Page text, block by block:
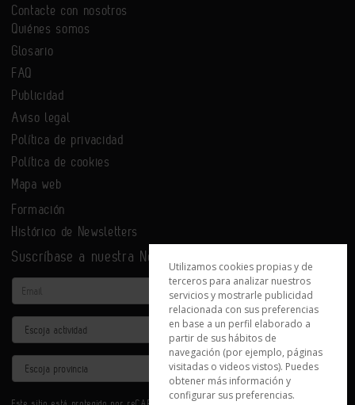
Contacte con nosotros
Quiénes somos
Glosario
FAQ
Publicidad
Aviso legal
Política de privacidad
Política de cookies
Mapa web
Formación
Histórico de Newsletters
Suscríbase a nuestra Newsletter
Email
Actividad
Provincia
Utilizamos cookies propias y de
terceros para analizar nuestros
servicios y mostrarle publicidad
relacionada con sus preferencias
en base a un perfil elaborado a
partir de sus hábitos de
navegación (por ejemplo, páginas
visitadas o videos vistos). Puedes
obtener más información y
configurar sus preferencias.